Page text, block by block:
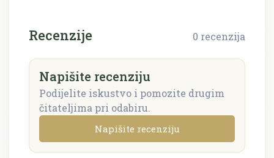
Recenzije 0 recenzija
Napišite recenziju
Podijelite iskustvo i pomozite drugim
čitateljima pri odabiru.
Napišite recenziju